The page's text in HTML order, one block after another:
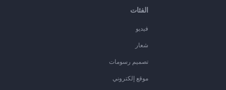
الفئات
فيديو
شعار
تصميم رسومات
موقع إلكتروني